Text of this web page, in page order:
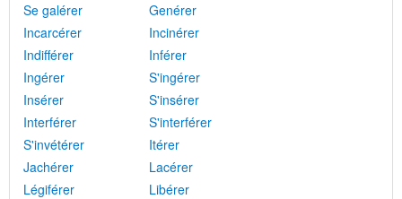
Se galérer
Genérer
Incarcérer
Incinérer
Indifférer
Inférer
Ingérer
S'ingérer
Insérer
S'insérer
Interférer
S'interférer
S'invétérer
Itérer
Jachérer
Lacérer
Légiférer
Libérer